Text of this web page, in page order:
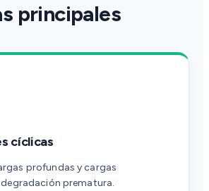
principales
cíclicas
profundas y cargas
prematura.